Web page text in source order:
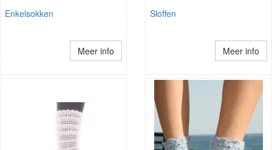
Enkelsokken
Meer info
Sloffen
Meer info